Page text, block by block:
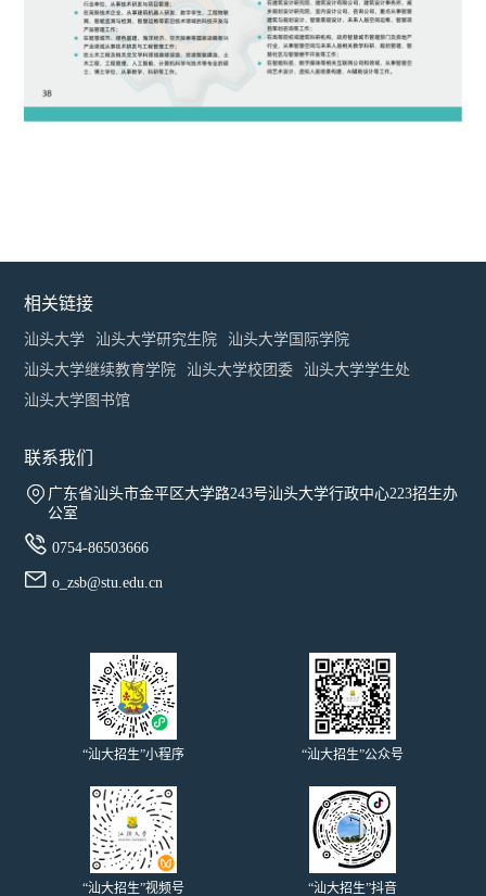
相关链接
汕头大学 汕头大学研究生院
汕头大学国际学院
汕头大学继续教育学院
汕头大学校团委
汕头大学学生处
汕头大学图书馆
联系我们
广东省汕头市金平区大学路243号汕头大学行政中心223招生办
公室
 0754-86503666
 o_zsb@stu.edu.cn
“汕大招生”小程序 “汕大招生”公众号
“汕大招生”视频号 “汕大招生”抖音